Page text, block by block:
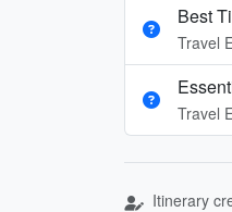
Best
Travel
Travel
Itinerary